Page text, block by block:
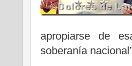
apropiarse de
soberanía